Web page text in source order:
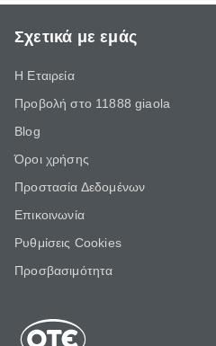
Σχετικά με εμάς
Η Εταιρεία
Προβολή στο 11888 giaola
Blog
Όροι χρήσης
Προστασία Δεδομένων
Επικοινωνία
Ρυθμίσεις Cookies
Προσβασιμότητα